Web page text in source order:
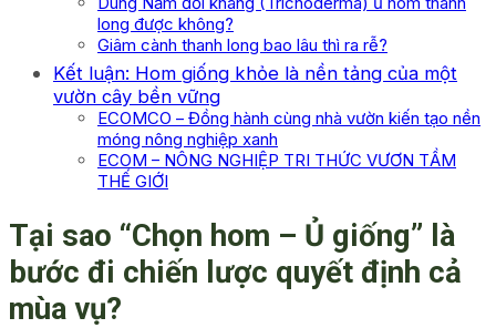
long được không?
Giâm cành thanh long bao lâu thì ra rễ?
Kết luận: Hom giống khỏe là nền tảng của một
vườn cây bền vững
ECOMCO – Đồng hành cùng nhà vườn kiến tạo nền
móng nông nghiệp xanh
ECOM – NÔNG NGHIỆP TRI THỨC VƯƠN TẦM
THẾ GIỚI
Tại sao “Chọn hom – Ủ giống” là
bước đi chiến lược quyết định cả
mùa vụ?